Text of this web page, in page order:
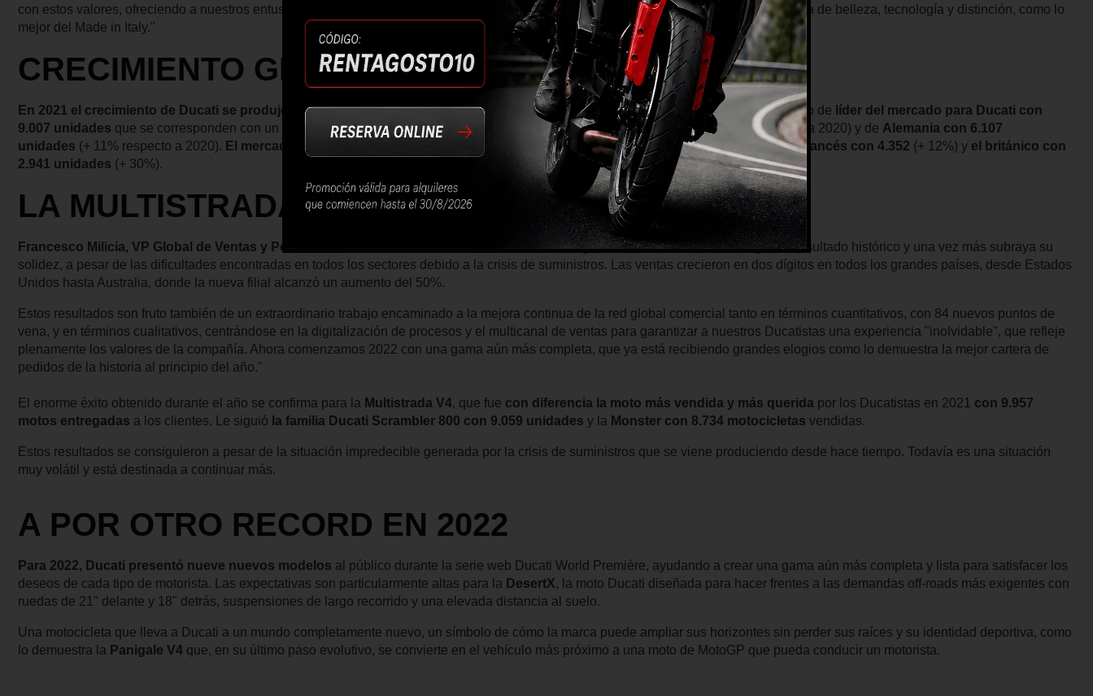
con estos valores, ofreciendo a nuestros entusiastas clientes productos que sean cada vez más representativos de una combinación única de belleza, tecnología y distinción, como lo
mejor del Made in Italy."
CRECIMIENTO GLOBAL DUCATI EN 2021
En 2021 el crecimiento de Ducati se produjo en todos los grandes países, comenzando con Estados Unidos , que recuperó el puesto de líder del mercado para Ducati con
9.007 unidades que se corresponden con un crecimiento del 32% respecto a 2020, seguido de Italia con 8.707 motos (+ 23% respecto a 2020) y de Alemania con 6.107
unidades (+ 11% respecto a 2020). El mercado chino también creció, en orden de importancia, con 4.901 motocicletas (+ 21%),el francés con 4.352 (+ 12%) y el británico con
2.941 unidades (+ 30%).
LA MULTISTRADA V4 ES LA GRAN TRIUNFADORA
Francesco Milicia, VP Global de Ventas y Postventa de Ducat
i: "Con 59.447 motocicletas entregadas a los clientes, Ducati logra un resultado histórico y una vez más subraya su
solidez, a pesar de las dificultades encontradas en todos los sectores debido a la crisis de suministros. Las ventas crecieron en dos dígitos en todos los grandes países, desde Estados
Unidos hasta Australia, donde la nueva filial alcanzó un aumento del 50%.
Estos resultados son fruto también de un extraordinario trabajo encaminado a la mejora continua de la red global comercial tanto en términos cuantitativos, con 84 nuevos puntos de
vena, y en términos cualitativos, centrándose en la digitalización de procesos y el multicanal de ventas para garantizar a nuestros Ducatistas una experiencia "inolvidable", que refleje
plenamente los valores de la compañía. Ahora comenzamos 2022 con una gama aún más completa, que ya está recibiendo grandes elogios como lo demuestra la mejor cartera de
pedidos de la historia al principio del año."
El enorme éxito obtenido durante el año se confirma para la Multistrada V4, que fue con diferencia la moto más vendida y más querida por los Ducatistas en 2021 con 9.957
motos entregadas a los clientes. Le siguió la familia Ducati Scrambler 800 con 9.059 unidades y la Monster con 8.734 motocicletas vendidas.
Estos resultados se consiguieron a pesar de la situación impredecible generada por la crisis de suministros que se viene produciendo desde hace tiempo. Todavía es una situación
muy volátil y está destinada a continuar más.
A POR OTRO RECORD EN 2022
Para 2022, Ducati presentó nueve nuevos modelos al público durante la serie web Ducati World Première, ayudando a crear una gama aún más completa y lista para satisfacer los
deseos de cada tipo de motorista. Las expectativas son particularmente altas para la DesertX, la moto Ducati diseñada para hacer frentes a las demandas off-roads más exigentes con
ruedas de 21" delante y 18" detrás, suspensiones de largo recorrido y una elevada distancia al suelo.
Una motocicleta que lleva a Ducati a un mundo completamente nuevo, un símbolo de cómo la marca puede ampliar sus horizontes sin perder sus raíces y su identidad deportiva, como
lo demuestra la Panigale V4 que, en su último paso evolutivo, se convierte en el vehículo más próximo a una moto de MotoGP que pueda conducir un motorista.